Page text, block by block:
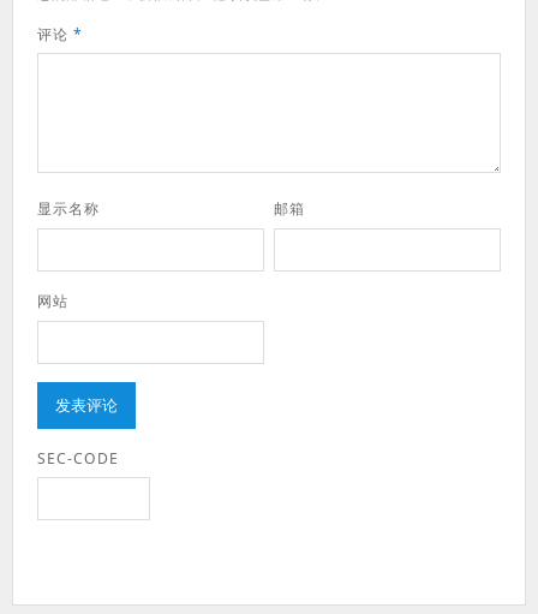
评论 *
显示名称 邮箱
网站
SEC-CODE